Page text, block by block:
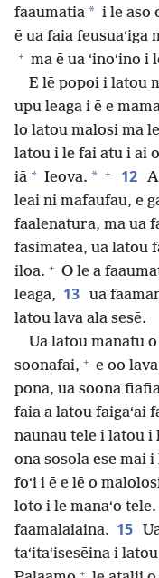
faaumatia * i le aso
ē ua faia feusuaʻiga
+ ma ē ua ʻinoʻino i
E lē popoi i latou
upu leaga i ē e
lo latou malosi ma
latou i le fai atu i ai
iā * Ieova. * + 12
leai ni mafaufau, e
faalenatura, ma ua
fasimatea, ua latou
iloa. + O le a
leaga, 13 ua
latou lava ala sesē.
Ua latou manatu
soonafai, + e oo
pona, ua soona
faia a latou faigaʻai
naunau tele i latou i
ona sosola ese mai
foʻi i ē e lē o
loto i le manaʻo tele.
faamalaiaina. 15
taʻitaʻisesēina i
+